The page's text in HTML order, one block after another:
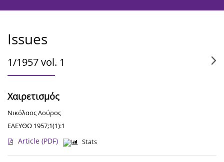
Issues
1/1957 vol. 1
Χαιρετισμός
Νικόλαος Λούρος
ΕΛΕΥΘΩ 1957;1(1):1
Article (PDF) Stats